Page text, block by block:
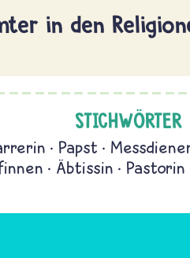
in den
STICHWÖRTER
Papst
Äbtissin Pastorin